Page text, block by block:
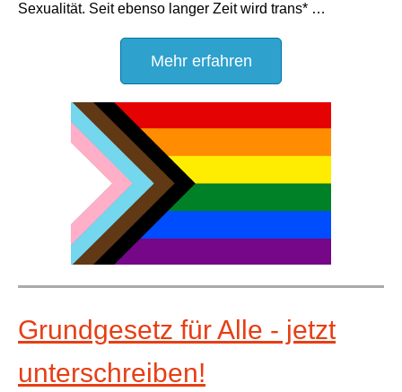
Sexualität. Seit ebenso langer Zeit wird trans* …
Mehr erfahren
Grundgesetz für Alle - jetzt
unterschreiben!